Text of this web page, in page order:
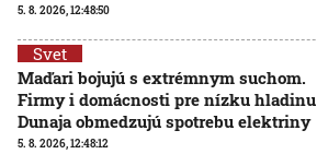
5. 8. 2026, 12:48:50
Svet
Maďari bojujú s extrémnym suchom.
Firmy i domácnosti pre nízku hladinu
Dunaja obmedzujú spotrebu elektriny
5. 8. 2026, 12:48:12